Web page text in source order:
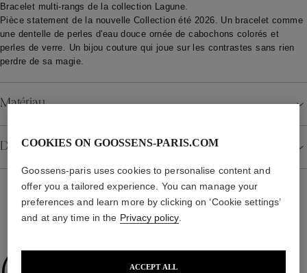
Bracelet multi-rangs de la collection Lagune.
Pièce statement de la nouvelle Collection été 2026. Un bracelet comme
une dentelle de perles d'eau douce ornée de cabochons colorés et
perles de verre. Un bijou couture qui joue sur les contrastes sans rien
perdre de sa magie.
Matériau
Détails
NOUS VOUS PROPOSONS ÉGALEMENT
COOKIES ON GOOSSENS-PARIS.COM
Goossens-paris uses cookies to personalise content and
offer you a tailored experience. You can manage your
preferences and learn more by clicking on ‘Cookie settings’
and at any time in the Privacy policy.
ACCEPT ALL